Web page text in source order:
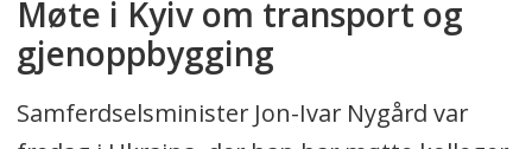
Møte i Kyiv om transport og
gjenoppbygging
Samferdselsminister Jon-Ivar Nygård var